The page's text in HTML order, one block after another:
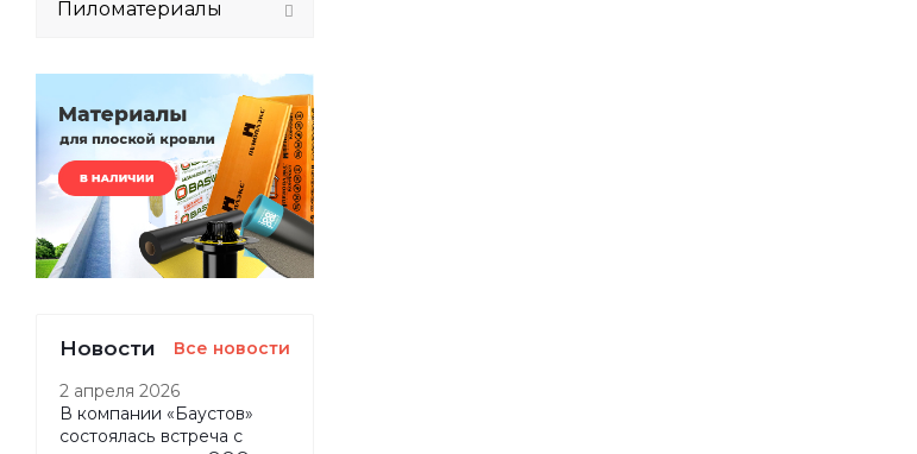
Пиломатериалы
Новости Все новости
2 апреля 2026
В компании «Баустов»
состоялась встреча с